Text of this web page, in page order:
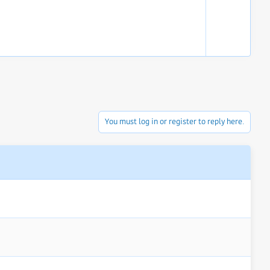
o
You must log in or register to reply here.